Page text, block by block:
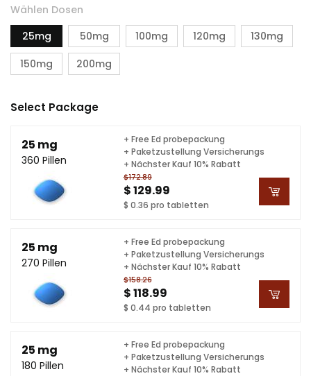
Wählen Dosen
25mg
50mg 100mg 120mg
130mg
150mg
200mg
Select Package
25 mg
360 Pillen
$172.89
$ 129.99
$ 0.36 pro tabletten
+ Free Ed probepackung
+ Paketzustellung Versicherungs
+ Nächster Kauf 10% Rabatt
25 mg
270 Pillen
$158.26
$ 118.99
$ 0.44 pro tabletten
+ Free Ed probepackung
+ Paketzustellung Versicherungs
+ Nächster Kauf 10% Rabatt
25 mg
180 Pillen
+ Free Ed probepackung
+ Paketzustellung Versicherungs
+ Nächster Kauf 10% Rabatt